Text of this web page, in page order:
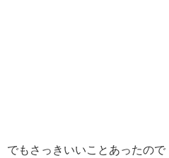
でもさっきいいことあったの